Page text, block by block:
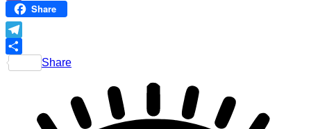
ViberShare
Telegram
Share